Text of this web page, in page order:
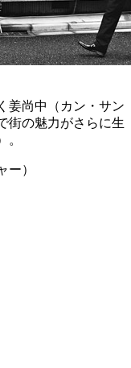
姜尚中（カン・サン
街の魅力がさらに生
。
ー）